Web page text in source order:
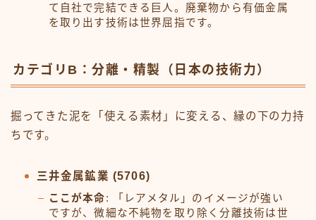
て自社で完結できる巨人。廃棄物から有価金属
を取り出す技術は世界屈指です。
カテゴリB：分離・精製（日本の技術力）
掘ってきた泥を「使える素材」に変える、縁の下の力持
ちです。
三井金属鉱業 (5706)
ここが本命: 「レアメタル」のイメージが強い
ですが、微細な不純物を取り除く分離技術は世